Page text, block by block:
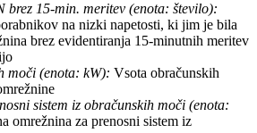
brez 15-min. meritev (enota: število):
na nizki napetosti, ki jim je bila
brez evidentiranja 15-minutnih meritev
moči (enota: kW): Vsota obračunskih
sistem iz obračunskih moči (enota:
omrežnina za prenosni sistem iz